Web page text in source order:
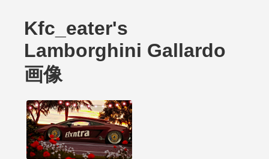
Kfc_eater's
Lamborghini Gallardo
画像